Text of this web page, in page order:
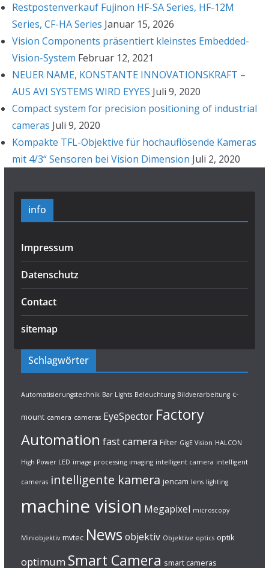
Restpostenverkauf Fujinon HF-SA Series, HF-12M
Series, CF-HA Series Januar 15, 2026
Vision Components präsentiert kleinstes Embedded-
Vision-System Februar 12, 2021
NEUER NAME, KONSTANTE INNOVATIONSKRAFT –
AUS AVI SYSTEMS WIRD EYYES Juli 9, 2020
Compact system for precision positioning of industrial
cameras Juli 9, 2020
Kompakte TFL-Objektive für hochauflösende Kameras
mit 4/3“ Sensoren bei Vision Dimension Juli 2, 2020
info
Impressum
Datenschutz
Contact
sitemap
Schlagwörter
Automatisierungstechnik Bar Lights Beleuchtung Bildverarbeitung c-
mount camera cameras EyeSpector Factory
Automation fast camera Filter GigE Vision HALCON
High Power LED image processing imaging intelligent camera intelligent
cameras intelligente kamera jencam lens lighting
machine vision Megapixel microscopy
Miniobjektiv mvtec News objektiv Objektive optics optik
optimum Smart Camera smart cameras